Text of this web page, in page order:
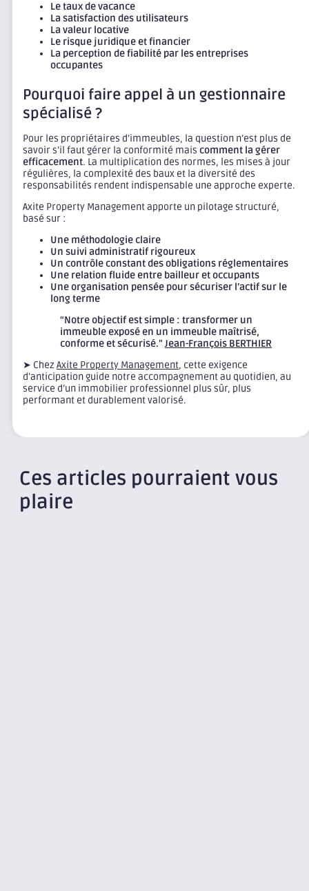
Le taux de vacance
La satisfaction des utilisateurs
La valeur locative
Le risque juridique et financier
La perception de fiabilité par les entreprises
occupantes
Pourquoi faire appel à un gestionnaire
spécialisé ?
Pour les propriétaires d’immeubles, la question n’est plus de
savoir s’il faut gérer la conformité mais comment la gérer
efficacement. La multiplication des normes, les mises à jour
régulières, la complexité des baux et la diversité des
responsabilités rendent indispensable une approche experte.
Axite Property Management apporte un pilotage structuré,
basé sur :
Une méthodologie claire
Un suivi administratif rigoureux
Un contrôle constant des obligations réglementaires
Une relation fluide entre bailleur et occupants
Une organisation pensée pour sécuriser l’actif sur le
long terme
“Notre objectif est simple : transformer un
immeuble exposé en un immeuble maîtrisé,
conforme et sécurisé.”Jean-François BERTHIER
➤ Chez Axite Property Management, cette exigence
d’anticipation guide notre accompagnement au quotidien, au
service d’un immobilier professionnel plus sûr, plus
performant et durablement valorisé.
Ces articles pourraient vous
plaire